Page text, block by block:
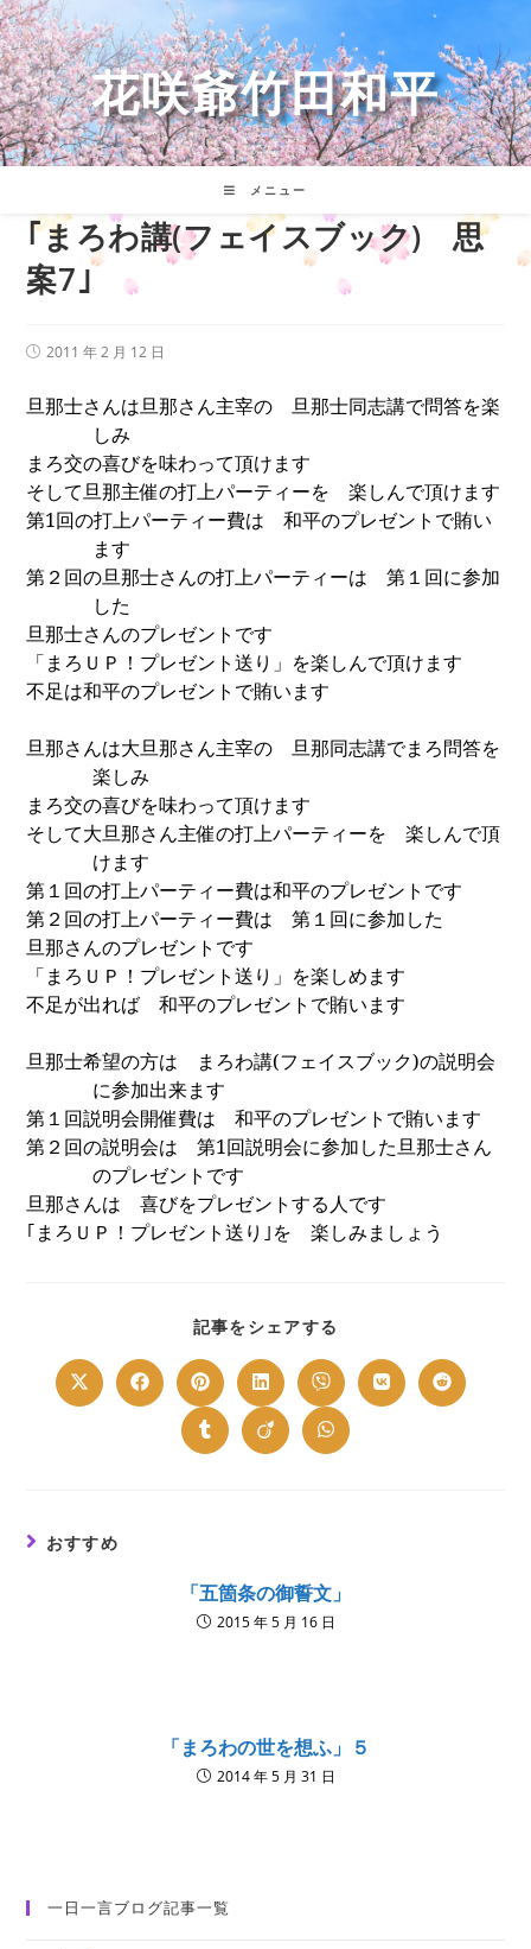
コ
ン
テ
ン
ツ
へ
ス
花咲爺竹田和平
メニュー
｢まろわ講(フェイスブック) 思
案7｣
投
開
2011 年 2 月 12 日
旦那士さんは旦那さん主宰の 旦那士同志講で問答を楽
しみ
まろ交の喜びを味わって頂けます
そして旦那主催の打上パーティーを 楽しんで頂けます
第1回の打上パーティー費は 和平のプレゼントで賄い
ます
第２回の旦那士さんの打上パーティーは 第１回に参加
した
旦那士さんのプレゼントです
「まろＵＰ！プレゼント送り」を楽しんで頂けます
不足は和平のプレゼントで賄います
旦那さんは大旦那さん主宰の 旦那同志講でまろ問答を
楽しみ
まろ交の喜びを味わって頂けます
そして大旦那さん主催の打上パーティーを 楽しんで頂
けます
第１回の打上パーティー費は和平のプレゼントです
第２回の打上パーティー費は 第１回に参加した
旦那さんのプレゼントです
「まろＵＰ！プレゼント送り」を楽しめます
不足が出れば 和平のプレゼントで賄います
旦那士希望の方は まろわ講(フェイスブック)の説明会
に参加出来ます
第１回説明会開催費は 和平のプレゼントで賄います
第２回の説明会は 第1回説明会に参加した旦那士さん
のプレゼントです
旦那さんは 喜びをプレゼントする人です
｢まろＵＰ！プレゼント送り｣を 楽しみましょう
記事をシェアする
CONTENT
Opens
in
Opens
in
window
Opens
in
a
new
window
Opens
in
a
new
window
Opens
in
a
new
window
Opens
in
Opens
in
Opens
in
Opens
in
Opens
in
おすすめ
「五箇条の御誓文」
2015 年 5 月 16 日
「まろわの世を想ふ」５
2014 年 5 月 31 日
一日一言ブログ記事一覧